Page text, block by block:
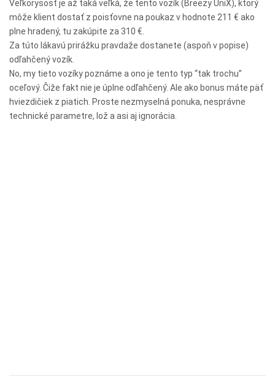
Veľkorysosť je až taká veľká, že tento vozík (Breezy UniX), ktorý
môže klient dostať z poisťovne na poukaz v hodnote 211 € ako
plne hradený, tu zakúpite za 310 €.
Za túto lákavú prirážku pravdaže dostanete (aspoň v popise)
odľahčený vozík.
No, my tieto vozíky poznáme a ono je tento typ “tak trochu”
oceľový. Čiže fakt nie je úplne odľahčený. Ale ako bonus máte päť
hviezdičiek z piatich. Proste nezmyselná ponuka, nesprávne
technické parametre, lož a asi aj ignorácia.